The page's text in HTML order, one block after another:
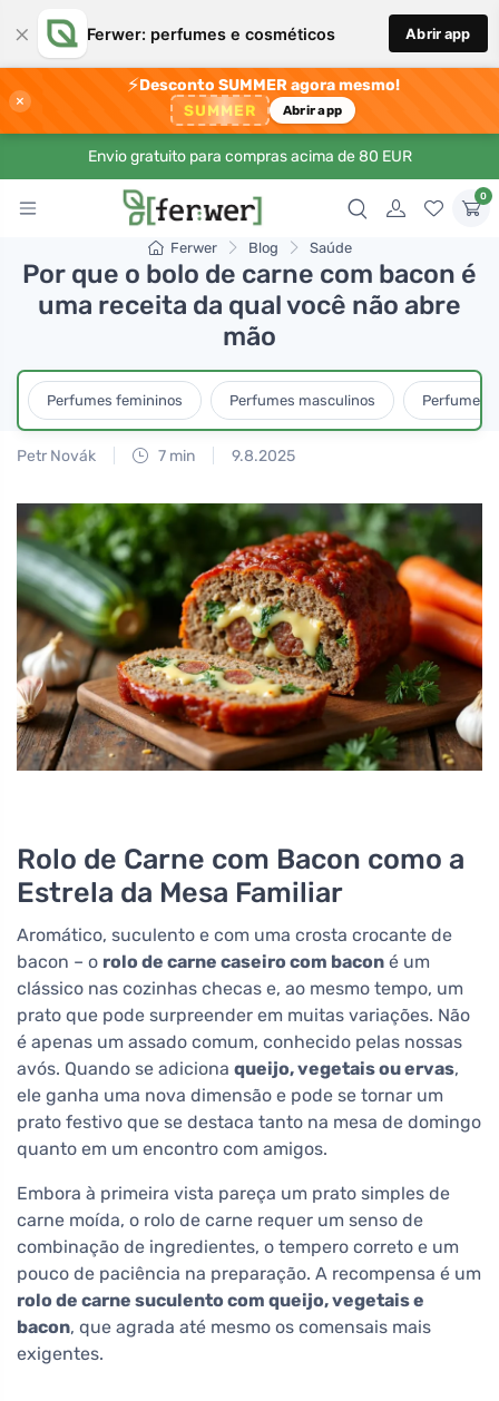
× Ferwer: perfumes e cosméticos Abrir app
×
⚡Desconto SUMMER agora mesmo!
SUMMER Abrir app
Envio gratuito para compras acima de 80 EUR
0
Ferwer Blog Saúde
Por que o bolo de carne com bacon é
uma receita da qual você não abre
mão
Perfumes femininos Perfumes masculinos Perfumes
Petr Novák 7 min 9.8.2025
Rolo de Carne com Bacon como a
Estrela da Mesa Familiar
Aromático, suculento e com uma crosta crocante de
bacon – o rolo de carne caseiro com bacon é um
clássico nas cozinhas checas e, ao mesmo tempo, um
prato que pode surpreender em muitas variações. Não
é apenas um assado comum, conhecido pelas nossas
avós. Quando se adiciona queijo, vegetais ou ervas,
ele ganha uma nova dimensão e pode se tornar um
prato festivo que se destaca tanto na mesa de domingo
quanto em um encontro com amigos.
Embora à primeira vista pareça um prato simples de
carne moída, o rolo de carne requer um senso de
combinação de ingredientes, o tempero correto e um
pouco de paciência na preparação. A recompensa é um
rolo de carne suculento com queijo, vegetais e
bacon, que agrada até mesmo os comensais mais
exigentes.